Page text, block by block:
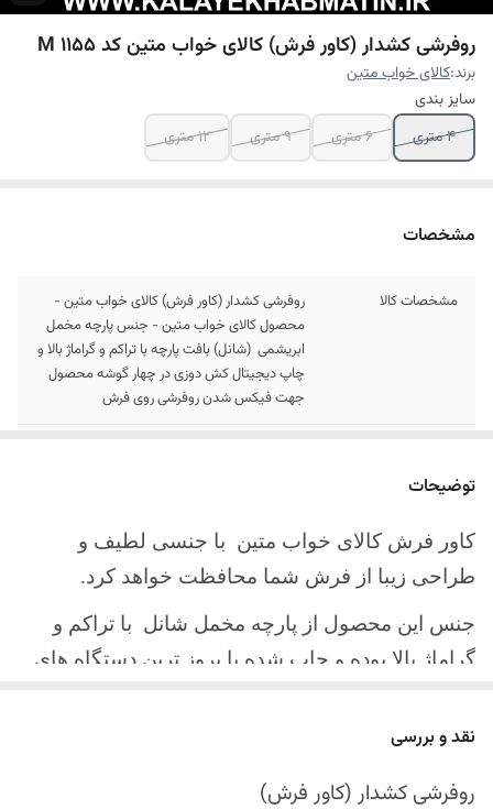
روفرشی کشدار (کاور فرش) کالای خواب متین کد M 1155
برند:کالای خواب متین
سایز بندی
4 متری
6 متری 9 متری 12 متری
مشخصات
مشخصات کالا
روفرشی کشدار (کاور فرش) کالای خواب متین -
محصول کالای خواب متین - جنس پارچه مخمل
ابریشمی (شانل) بافت پارچه با تراکم و گراماژ بالا و
چاپ دیجیتال کش دوزی در چهار گوشه محصول
جهت فیکس شدن روفرشی روی فرش
ارسال کالا
آینده
توضیحات
کاور فرش کالای خواب متین با جنسی لطیف و
طراحی زیبا از فرش شما محافظت خواهد کرد.
جنس این محصول از پارچه مخمل شانل با تراکم و
گراماژ بالا بوده و چاپ شده با بروز ترین دستگاه های
چهار گوشه این محصول با کش باکیفیت دوخته‌شده
نقد و بررسی
روفرشی کشدار (کاور فرش)